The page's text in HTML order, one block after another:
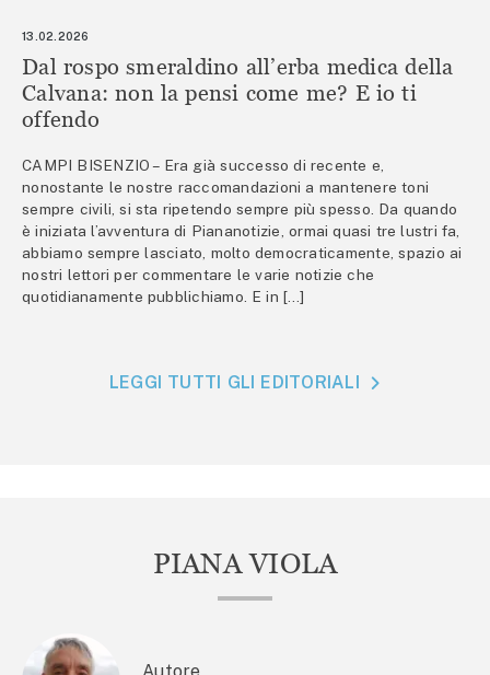
13.02.2026
Dal rospo smeraldino all’erba medica della
Calvana: non la pensi come me? E io ti
offendo
CAMPI BISENZIO – Era già successo di recente e,
nonostante le nostre raccomandazioni a mantenere toni
sempre civili, si sta ripetendo sempre più spesso. Da quando
è iniziata l’avventura di Piananotizie, ormai quasi tre lustri fa,
abbiamo sempre lasciato, molto democraticamente, spazio ai
nostri lettori per commentare le varie notizie che
quotidianamente pubblichiamo. E in […]
LEGGI TUTTI GLI EDITORIALI
PIANA VIOLA
Autore